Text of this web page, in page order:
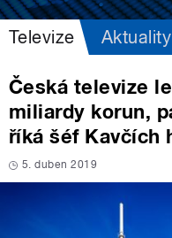
Televize Aktuality
Česká televize
miliardy korun,
říká šéf Kavčích
5. duben 2019